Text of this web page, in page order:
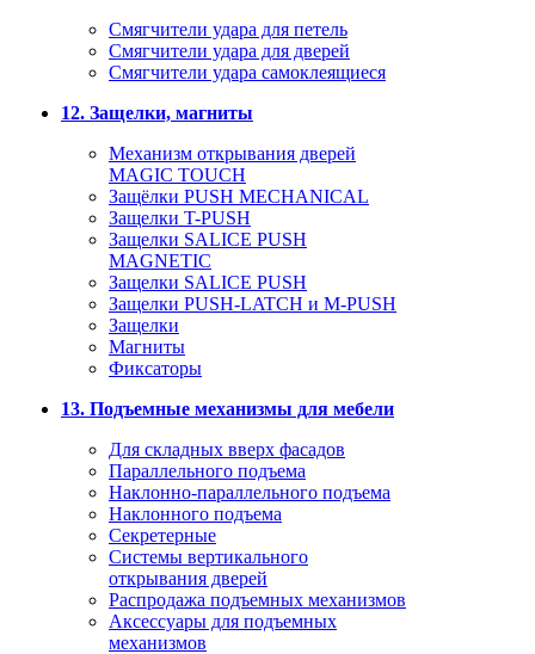
Смягчители удара для петель
Смягчители удара для дверей
Cмягчители удара самоклеящиеся
12. Защелки, магниты
Механизм открывания дверей
MAGIC TOUCH
Защёлки PUSH MECHANICAL
Защелки T-PUSH
Защелки SALICE PUSH
MAGNETIC
Защелки SALICE PUSH
Защелки PUSH-LATCH и M-PUSH
Защелки
Магниты
Фиксаторы
13. Подъемные механизмы для мебели
Для складных вверх фасадов
Параллельного подъема
Наклонно-параллельного подъема
Наклонного подъема
Секретерные
Системы вертикального
открывания дверей
Распродажа подъемных механизмов
Аксессуары для подъемных
механизмов